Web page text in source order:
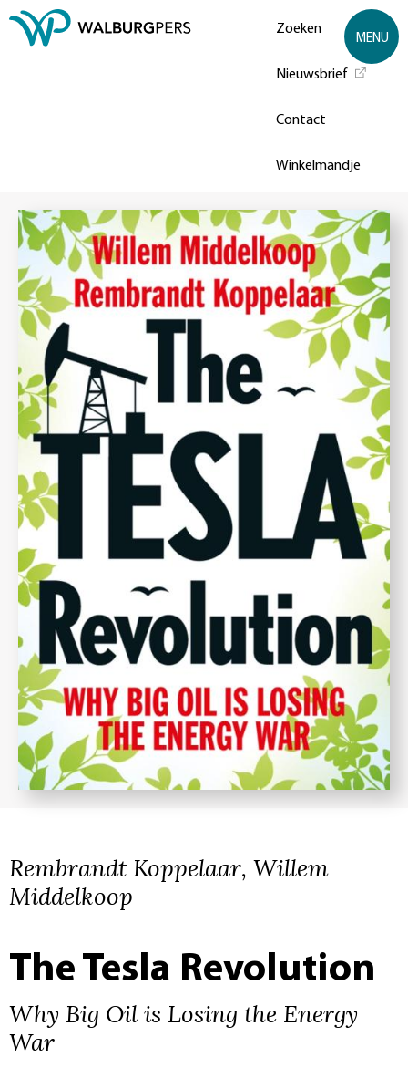
Zoeken
Nieuwsbrief
Contact
Winkelmandje
MENU
Rembrandt Koppelaar, Willem
Middelkoop
The Tesla Revolution
Why Big Oil is Losing the Energy
War